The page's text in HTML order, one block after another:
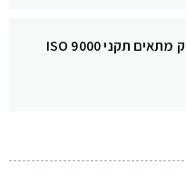
חמדאן ג'לולי מסביר לאיזה סוג עסק מתאים תקני ISO 9000